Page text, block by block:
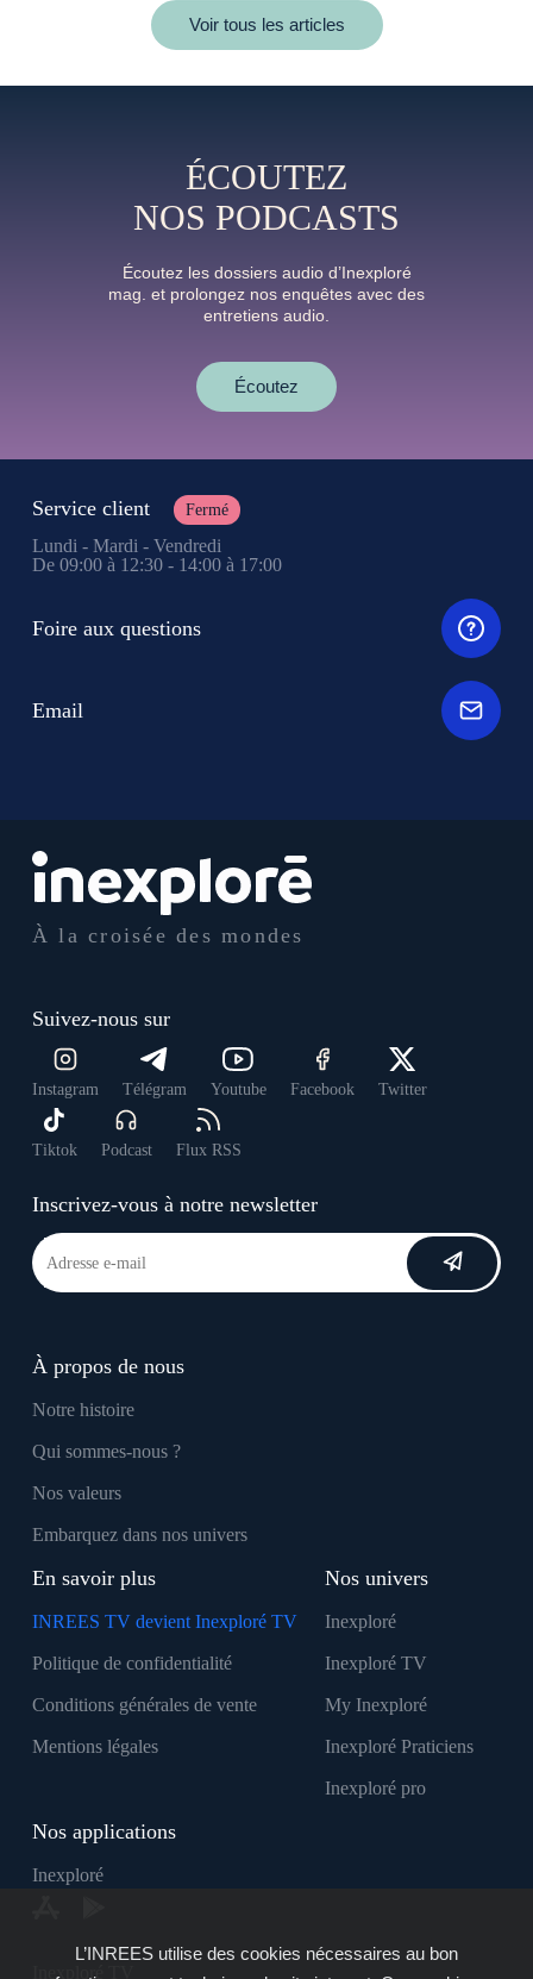
Voir tous les articles
ÉCOUTEZ
NOS PODCASTS
Écoutez les dossiers audio d’Inexploré
mag. et prolongez nos enquêtes avec des
entretiens audio.
Écoutez
À la croisée des mondes
Suivez-nous sur
Instagram Télégram Youtube Facebook Twitter
Tiktok Podcast Flux RSS
Inscrivez-vous à notre newsletter
À propos de nous
Notre histoire
Qui sommes-nous ?
Nos valeurs
Embarquez dans nos univers
En savoir plus
INREES TV devient Inexploré TV
Politique de confidentialité
Conditions générales de vente
Mentions légales
Nos univers
Inexploré
Inexploré TV
My Inexploré
Inexploré Praticiens
Inexploré pro
Nos applications
Inexploré
Inexploré TV
Service client Fermé
Lundi - Mardi - Vendredi
De 09:00 à 12:30 - 14:00 à 17:00
Foire aux questions
Email
L’INREES utilise des cookies nécessaires au bon